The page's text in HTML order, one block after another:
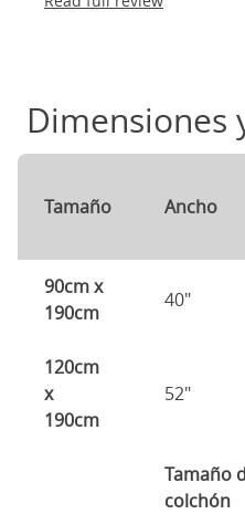
Dimensiones
Tamaño Ancho
90cm x
190cm
40"
120cm
x
190cm
52"
Tamaño
colchón